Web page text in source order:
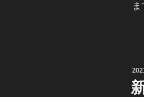
ま
投
稿
日: